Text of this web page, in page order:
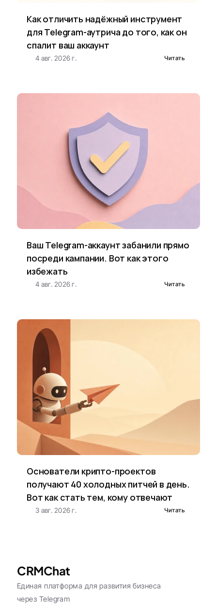
Как отличить надёжный инструмент
для Telegram-аутрича до того, как он
спалит ваш аккаунт
4 авг. 2026 г. Читать
Ваш Telegram-аккаунт забанили прямо
посреди кампании. Вот как этого
избежать
4 авг. 2026 г. Читать
Основатели крипто-проектов
получают 40 холодных питчей в день.
Вот как стать тем, кому отвечают
3 авг. 2026 г. Читать
CRMChat
Единая платформа для развития бизнеса
через Telegram